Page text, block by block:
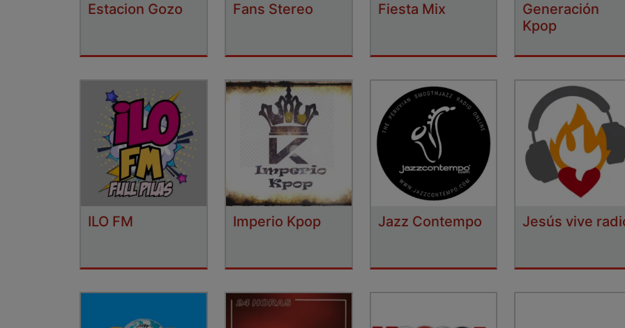
Estacion Gozo Fans Stereo Fiesta Mix
Generación
Kpop
ILO FM Imperio Kpop Jazz Contempo Jesús vive